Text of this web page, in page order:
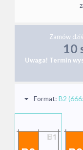
Zamów dziś
10
Uwaga! Termin
Format: B2